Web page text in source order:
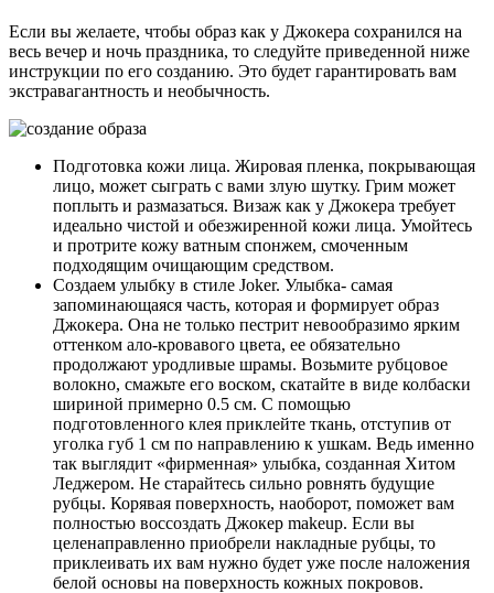
Если вы желаете, чтобы образ как у Джокера сохранился на
весь вечер и ночь праздника, то следуйте приведенной ниже
инструкции по его созданию. Это будет гарантировать вам
экстравагантность и необычность.
Подготовка кожи лица. Жировая пленка, покрывающая
лицо, может сыграть с вами злую шутку. Грим может
поплыть и размазаться. Визаж как у Джокера требует
идеально чистой и обезжиренной кожи лица. Умойтесь
и протрите кожу ватным спонжем, смоченным
подходящим очищающим средством.
Создаем улыбку в стиле Joker. Улыбка- самая
запоминающаяся часть, которая и формирует образ
Джокера. Она не только пестрит невообразимо ярким
оттенком ало-кровавого цвета, ее обязательно
продолжают уродливые шрамы. Возьмите рубцовое
волокно, смажьте его воском, скатайте в виде колбаски
шириной примерно 0.5 см. С помощью
подготовленного клея приклейте ткань, отступив от
уголка губ 1 см по направлению к ушкам. Ведь именно
так выглядит «фирменная» улыбка, созданная Хитом
Леджером. Не старайтесь сильно ровнять будущие
рубцы. Корявая поверхность, наоборот, поможет вам
полностью воссоздать Джокер makeup. Если вы
целенаправленно приобрели накладные рубцы, то
приклеивать их вам нужно будет уже после наложения
белой основы на поверхность кожных покровов.